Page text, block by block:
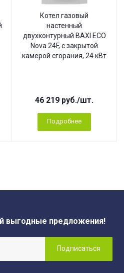
Котел газовый
настенный
двухконтурный BAXI ECO
Nova 24F, с закрытой
камерой сгорания, 24 кВт
46 219 руб./шт.
Подробнее
выгодные предложения!